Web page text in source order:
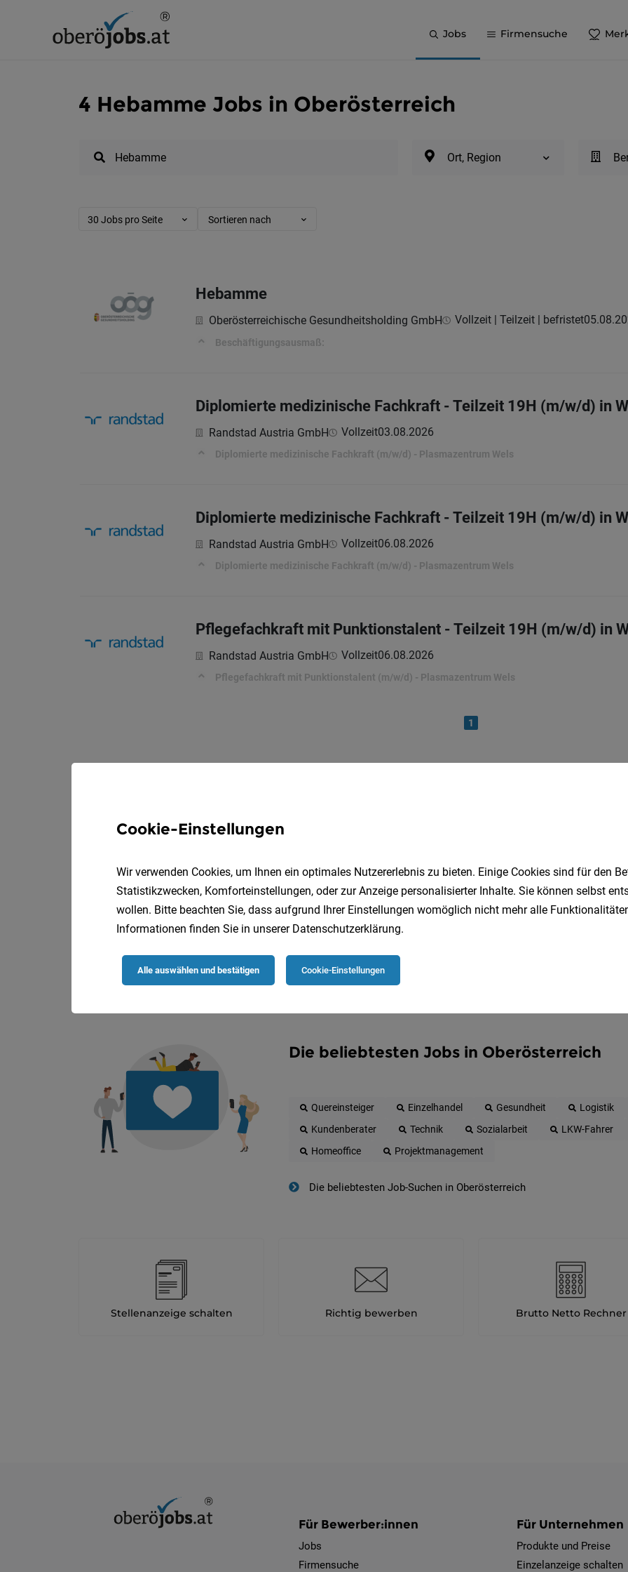
Jobs Firmensuche
4 Hebamme Jobs in Oberösterreich
Ort, Region
30 Jobs pro Seite Sortieren nach
Hebamme
Oberösterreichische Gesundheitsholding GmbH Vollzeit | Teilzeit | befristet
Beschäftigungsausmaß:
Diplomierte medizinische Fachkraft - Teilzeit 19H (m/w/d) in
Randstad Austria GmbH Vollzeit03.08.2026
Diplomierte medizinische Fachkraft (m/w/d) - Plasmazentrum Wels
Diplomierte medizinische Fachkraft - Teilzeit 19H (m/w/d) in
Randstad Austria GmbH Vollzeit06.08.2026
Diplomierte medizinische Fachkraft (m/w/d) - Plasmazentrum Wels
Pflegefachkraft mit Punktionstalent - Teilzeit 19H (m/w/d) in
Randstad Austria GmbH Vollzeit06.08.2026
Pflegefachkraft mit Punktionstalent (m/w/d) - Plasmazentrum Wels
1
Jetzt anlegen
Die beliebtesten Jobs in Oberösterreich
Quereinsteiger Einzelhandel Gesundheit Logistik
Kundenberater
Technik Sozialarbeit LKW-Fahrer
Homeoffice
Projektmanagement
Die beliebtesten Job-Suchen in Oberösterreich
Stellenanzeige schalten Richtig bewerben Brutto Netto Rechner
Für Bewerber:innen
Jobs
Firmensuche
Für Unternehmen
Produkte und Preise
Einzelanzeige schalten
Cookie-Einstellungen
Wir verwenden Cookies, um Ihnen ein optimales Nutzererlebnis zu bieten. Einige Cookies sind für den
Statistikzwecken, Komforteinstellungen, oder zur Anzeige personalisierter Inhalte. Sie können selbst
wollen. Bitte beachten Sie, dass aufgrund Ihrer Einstellungen womöglich nicht mehr alle
Informationen finden Sie in unserer Datenschutzerklärung.
Alle auswählen und bestätigen Cookie-Einstellungen